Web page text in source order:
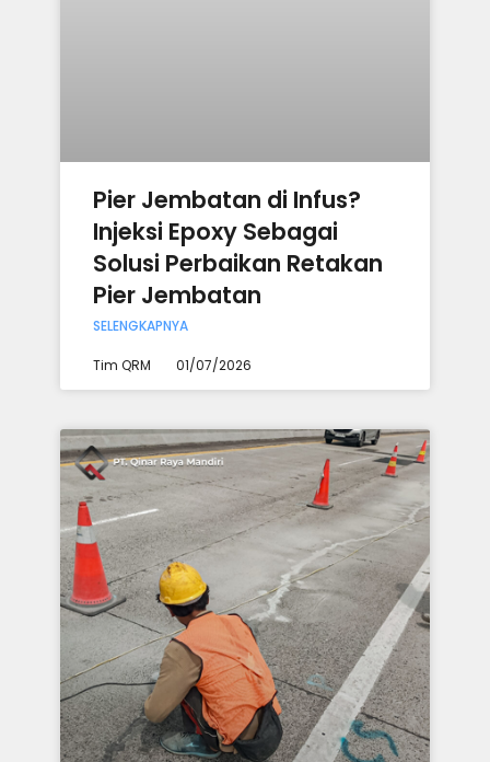
Pier Jembatan di Infus?
Injeksi Epoxy Sebagai
Solusi Perbaikan Retakan
Pier Jembatan
SELENGKAPNYA
Tim QRM 01/07/2026